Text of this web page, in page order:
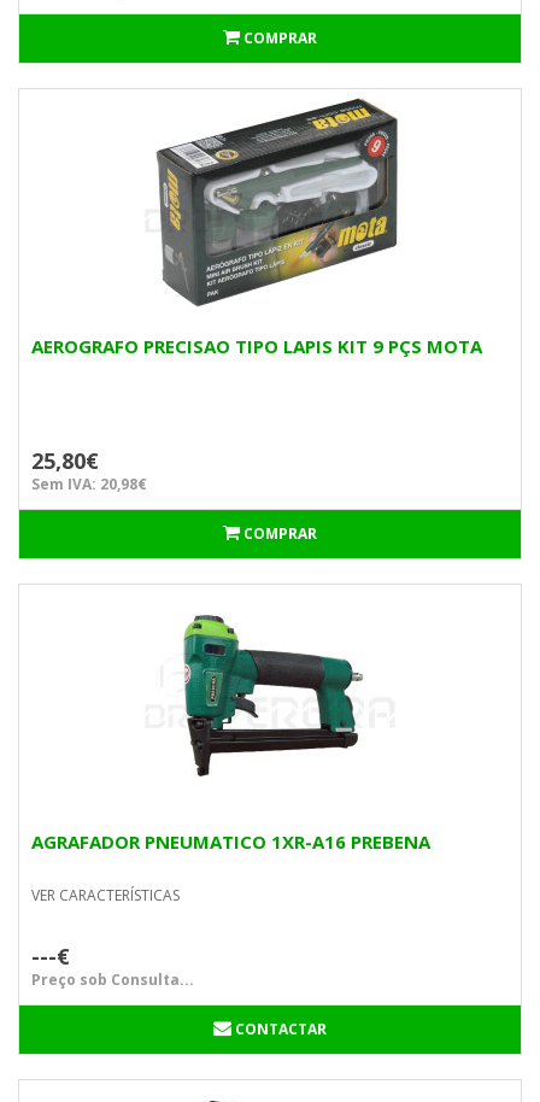
COMPRAR
AEROGRAFO PRECISAO TIPO LAPIS KIT 9 PÇS MOTA
25,80€
Sem IVA: 20,98€
COMPRAR
AGRAFADOR PNEUMATICO 1XR-A16 PREBENA
VER CARACTERÍSTICAS
---€
Preço sob Consulta...
CONTACTAR